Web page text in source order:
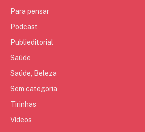
Para pensar
Podcast
Publieditorial
Saúde
Saúde, Beleza
Sem categoria
Tirinhas
Vídeos